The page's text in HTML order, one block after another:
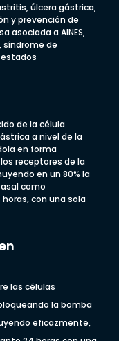
úlcera gástrica,
y prevención de
asociada a AINES,
síndrome de
de la célula
a nivel de la
en forma
receptores de la
en un 80% la
como
con una sola
las células
la bomba
eficazmente,